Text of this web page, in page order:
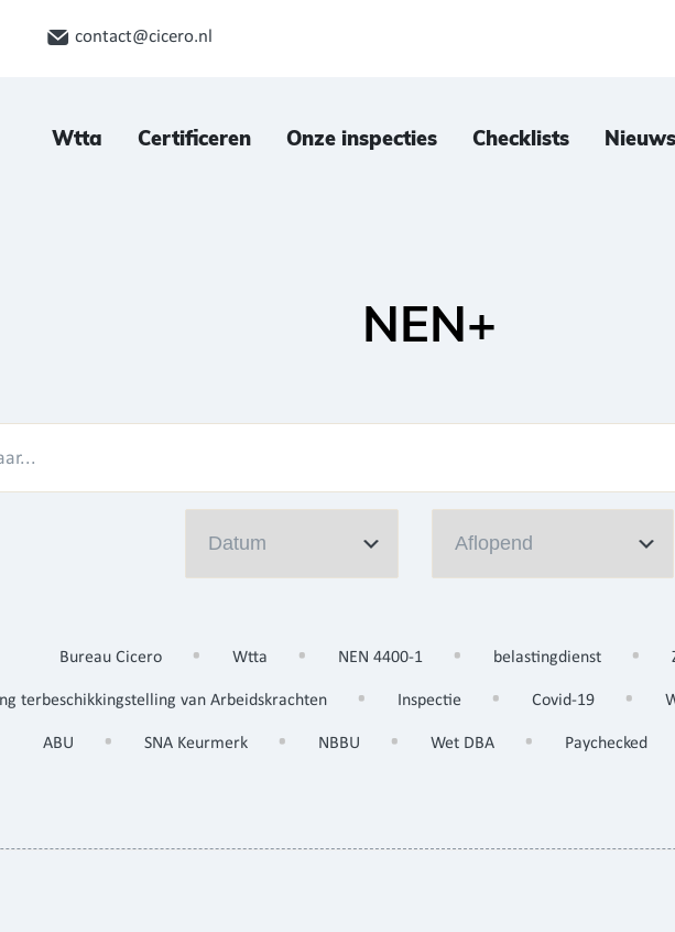
contact@cicero.nl
Wtta Certificeren Onze inspecties Checklists Nieuws
NEN+
Bureau Cicero Wtta NEN 4400-1 belastingdienst
terbeschikkingstelling van Arbeidskrachten Inspectie Covid-19
ABU SNA Keurmerk NBBU Wet DBA Paychecked